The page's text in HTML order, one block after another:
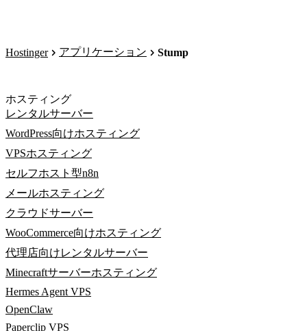
Hostinger アプリケーション Stump
ホスティング
レンタルサーバー
WordPress向けホスティング
VPSホスティング
セルフホスト型n8n
メールホスティング
クラウドサーバー
WooCommerce向けホスティング
代理店向けレンタルサーバー
Minecraftサーバーホスティング
Hermes Agent VPS
OpenClaw
Paperclip VPS